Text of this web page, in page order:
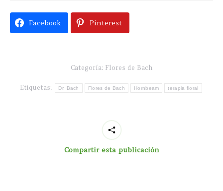
Facebook Pinterest
Categoría: Flores de Bach
Etiquetas: Dr. Bach Flores de Bach Hornbeam terapia floral
Compartir esta publicación